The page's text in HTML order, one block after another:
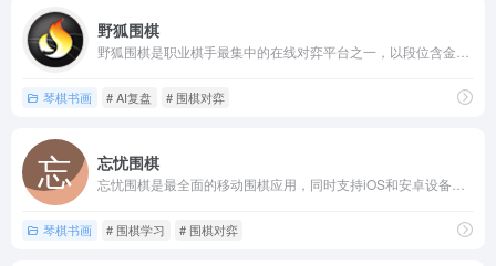
野狐围棋
琴棋书画 # AI复盘 # 围棋对弈
忘忧围棋
琴棋书画 # 围棋学习 # 围棋对弈